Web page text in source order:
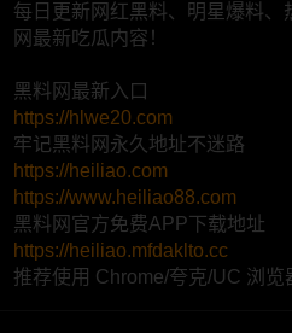
每日更新网红黑料、明星爆料
网最新吃瓜内容！
黑料网最新入口
https://hlwe20.com
牢记黑料网永久地址不迷路
https://heiliao.com
https://www.heiliao88.com
黑料网官方免费APP下载地址
https://heiliao.mfdaklto.cc
推荐使用 Chrome/夸克/UC 浏览